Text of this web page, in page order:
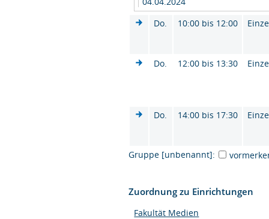
Do.
10:00 bis 12:00
Do. 12:00 bis 13:30
Do. 14:00 bis 17:30
Gruppe [unbenannt]:
Zuordnung zu Einrichtungen
Fakultät Medien